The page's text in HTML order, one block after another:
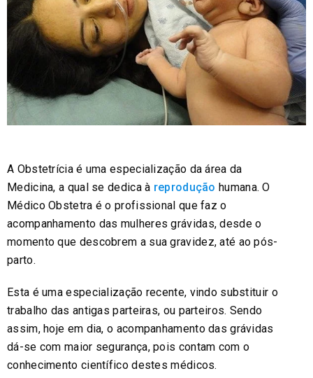
A Obstetrícia é uma especialização da área da
Medicina, a qual se dedica à reprodução humana. O
Médico Obstetra é o profissional que faz o
acompanhamento das mulheres grávidas, desde o
momento que descobrem a sua gravidez, até ao pós-
parto.
Esta é uma especialização recente, vindo substituir o
trabalho das antigas parteiras, ou parteiros. Sendo
assim, hoje em dia, o acompanhamento das grávidas
dá-se com maior segurança, pois contam com o
conhecimento científico destes médicos.